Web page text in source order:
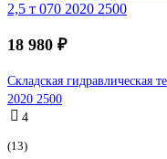
18 980 ₽
Складская гидравлическая
2020 2500
4
(13)